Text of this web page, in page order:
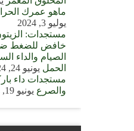
ماهو عمرك
يوليو 3, 2024
مستجدات:
خافض للضغط
الصيام والداء
الحمل يونيو 24, 2024
مستجدات داء
والصرع يونيو 19, 2024